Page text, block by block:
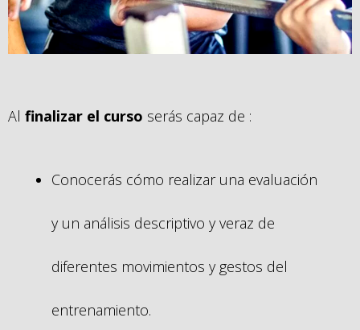
Al finalizar el curso serás capaz de :
Conocerás cómo realizar una evaluación
y un análisis descriptivo y veraz de
diferentes movimientos y gestos del
entrenamiento.